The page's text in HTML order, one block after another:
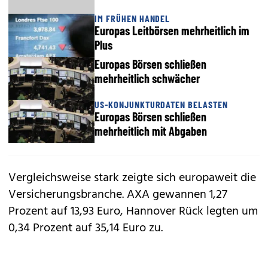
IM FRÜHEN HANDEL
Europas Leitbörsen mehrheitlich im
Plus
Europas Börsen schließen
mehrheitlich schwächer
US-KONJUNKTURDATEN BELASTEN
Europas Börsen schließen
mehrheitlich mit Abgaben
Vergleichsweise stark zeigte sich europaweit die
Versicherungsbranche. AXA gewannen 1,27
Prozent auf 13,93 Euro, Hannover Rück legten um
0,34 Prozent auf 35,14 Euro zu.